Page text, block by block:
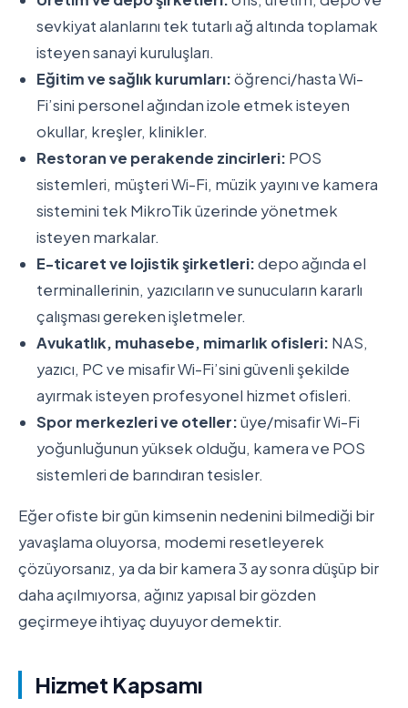
sevkiyat alanlarını tek tutarlı ağ altında toplamak
isteyen sanayi kuruluşları.
Eğitim ve sağlık kurumları:öğrenci/hasta Wi-
Fi’sini personel ağından izole etmek isteyen
okullar, kreşler, klinikler.
Restoran ve perakende zincirleri: POS
sistemleri, müşteri Wi-Fi, müzik yayını ve kamera
sistemini tek MikroTik üzerinde yönetmek
isteyen markalar.
E-ticaret ve lojistik şirketleri:depo ağında el
terminallerinin, yazıcıların ve sunucuların kararlı
çalışması gereken işletmeler.
Avukatlık, muhasebe, mimarlık ofisleri: NAS,
yazıcı, PC ve misafir Wi-Fi’sini güvenli şekilde
ayırmak isteyen profesyonel hizmet ofisleri.
Spor merkezleri ve oteller:üye/misafir Wi-Fi
yoğunluğunun yüksek olduğu, kamera ve POS
sistemleri de barındıran tesisler.
Eğer ofiste bir gün kimsenin nedenini bilmediği bir
yavaşlama oluyorsa, modemi resetleyerek
çözüyorsanız, ya da bir kamera 3 ay sonra düşüp bir
daha açılmıyorsa, ağınız yapısal bir gözden
geçirmeye ihtiyaç duyuyor demektir.
Hizmet Kapsamı